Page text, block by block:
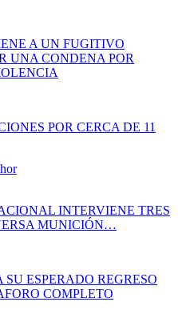
A UN FUGITIVO
UNA CONDENA POR
POR CERCA DE 11
INTERVIENE TRES
MUNICIÓN…
ESPERADO REGRESO
COMPLETO